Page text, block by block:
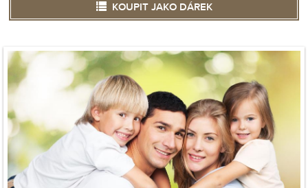
KOUPIT JAKO DÁREK